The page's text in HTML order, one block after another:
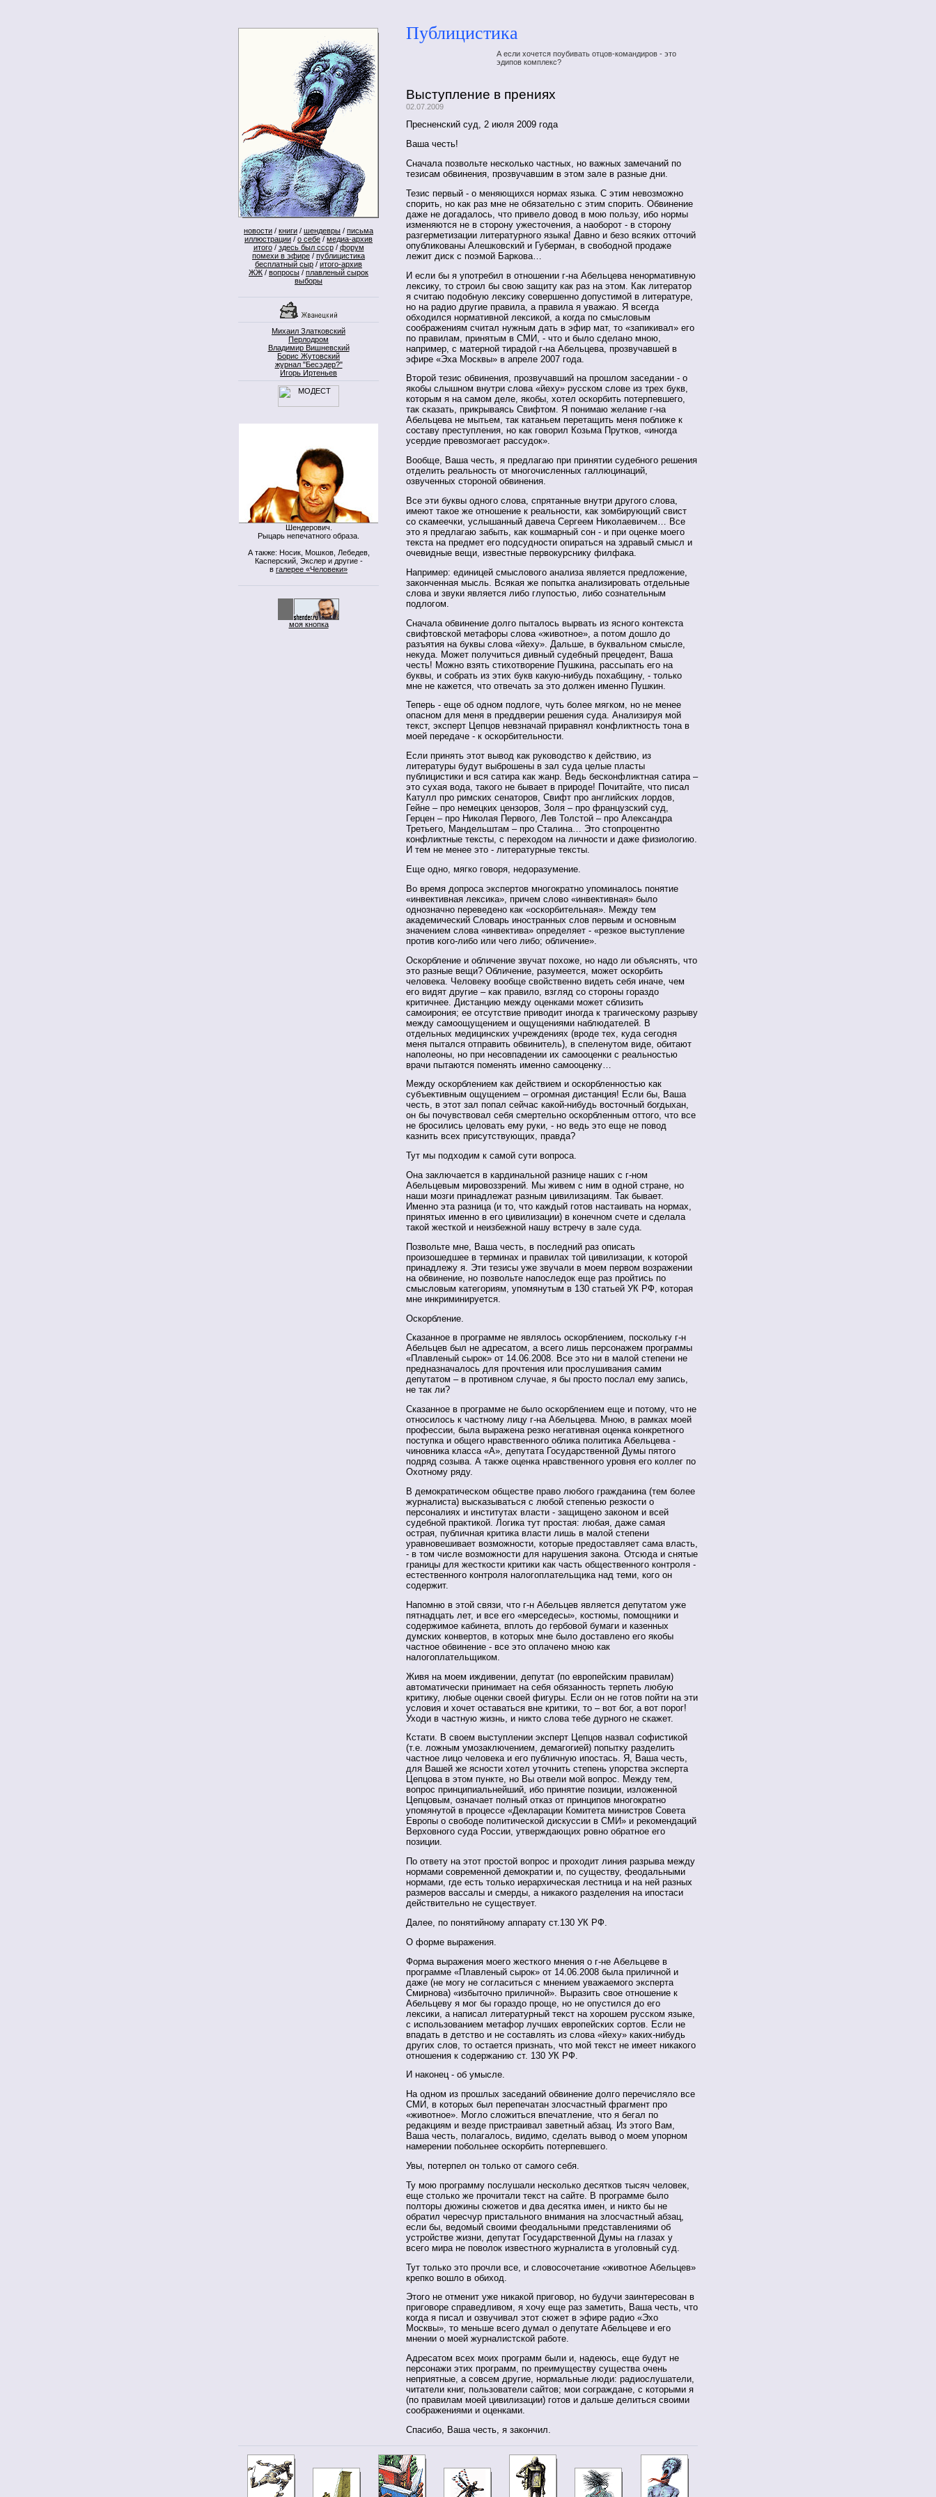
новости / книги / шендевры / письма
иллюстрации / о себе / медиа-архив
итого/ здесь был ссср/ форум
помехи в эфире / публицистика
бесплатный сыр / итого-архив
ЖЖ / вопросы / плавленый сырок
выборы
Михаил Златковский
Перлодром
Владимир Вишневский
Борис Жутовский
журнал "Бесэдер?"
Игорь Иртеньев
Шендерович.
Рыцарь непечатного образа.
А также: Носик, Мошков, Лебедев,
Касперский, Экслер и другие -
в галерее «Человеки»
моя кнопка
Публицистика
А если хочется поубивать отцов-командиров - это
эдипов комплекс?
Выступление в прениях
02.07.2009
Пресненский суд, 2 июля 2009 года
Ваша честь!
Сначала позвольте несколько частных, но важных замечаний по
тезисам обвинения, прозвучавшим в этом зале в разные дни.
Тезис первый - о меняющихся нормах языка. С этим невозможно
спорить, но как раз мне не обязательно с этим спорить. Обвинение
даже не догадалось, что привело довод в мою пользу, ибо нормы
изменяются не в сторону ужесточения, а наоборот - в сторону
разгерметизации литературного языка! Давно и безо всяких отточий
опубликованы Алешковский и Губерман, в свободной продаже
лежит диск с поэмой Баркова…
И если бы я употребил в отношении г-на Абельцева ненормативную
лексику, то строил бы свою защиту как раз на этом. Как литератор
я считаю подобную лексику совершенно допустимой в литературе,
но на радио другие правила, а правила я уважаю. Я всегда
обходился нормативной лексикой, а когда по смысловым
соображениям считал нужным дать в эфир мат, то «запикивал» его
по правилам, принятым в СМИ, - что и было сделано мною,
например, с матерной тирадой г-на Абельцева, прозвучавшей в
эфире «Эха Москвы» в апреле 2007 года.
Второй тезис обвинения, прозвучавший на прошлом заседании - о
якобы слышном внутри слова «йеху» русском слове из трех букв,
которым я на самом деле, якобы, хотел оскорбить потерпевшего,
так сказать, прикрываясь Свифтом. Я понимаю желание г-на
Абельцева не мытьем, так катаньем перетащить меня поближе к
составу преступления, но как говорил Козьма Прутков, «иногда
усердие превозмогает рассудок».
Вообще, Ваша честь, я предлагаю при принятии судебного решения
отделить реальность от многочисленных галлюцинаций,
озвученных стороной обвинения.
Все эти буквы одного слова, спрятанные внутри другого слова,
имеют такое же отношение к реальности, как зомбирующий свист
со скамеечки, услышанный давеча Сергеем Николаевичем… Все
это я предлагаю забыть, как кошмарный сон - и при оценке моего
текста на предмет его подсудности опираться на здравый смысл и
очевидные вещи, известные первокурснику филфака.
Например: единицей смыслового анализа является предложение,
законченная мысль. Всякая же попытка анализировать отдельные
слова и звуки является либо глупостью, либо сознательным
подлогом.
Сначала обвинение долго пыталось вырвать из ясного контекста
свифтовской метафоры слова «животное», а потом дошло до
разъятия на буквы слова «йеху». Дальше, в буквальном смысле,
некуда. Может получиться дивный судебный прецедент, Ваша
честь! Можно взять стихотворение Пушкина, рассыпать его на
буквы, и собрать из этих букв какую-нибудь похабщину, - только
мне не кажется, что отвечать за это должен именно Пушкин.
Теперь - еще об одном подлоге, чуть более мягком, но не менее
опасном для меня в преддверии решения суда. Анализируя мой
текст, эксперт Цепцов невзначай приравнял конфликтность тона в
моей передаче - к оскорбительности.
Если принять этот вывод как руководство к действию, из
литературы будут выброшены в зал суда целые пласты
публицистики и вся сатира как жанр. Ведь бесконфликтная сатира –
это сухая вода, такого не бывает в природе! Почитайте, что писал
Катулл про римских сенаторов, Свифт про английских лордов,
Гейне – про немецких цензоров, Золя – про французский суд,
Герцен – про Николая Первого, Лев Толстой – про Александра
Третьего, Мандельштам – про Сталина… Это стопроцентно
конфликтные тексты, с переходом на личности и даже физиологию.
И тем не менее это - литературные тексты.
Еще одно, мягко говоря, недоразумение.
Во время допроса экспертов многократно упоминалось понятие
«инвективная лексика», причем слово «инвективная» было
однозначно переведено как «оскорбительная». Между тем
академический Словарь иностранных слов первым и основным
значением слова «инвектива» определяет - «резкое выступление
против кого-либо или чего либо; обличение».
Оскорбление и обличение звучат похоже, но надо ли объяснять, что
это разные вещи? Обличение, разумеется, может оскорбить
человека. Человеку вообще свойственно видеть себя иначе, чем
его видят другие – как правило, взгляд со стороны гораздо
критичнее. Дистанцию между оценками может сблизить
самоирония; ее отсутствие приводит иногда к трагическому разрыву
между самоощущением и ощущениями наблюдателей. В
отдельных медицинских учреждениях (вроде тех, куда сегодня
меня пытался отправить обвинитель), в спеленутом виде, обитают
наполеоны, но при несовпадении их самооценки с реальностью
врачи пытаются поменять именно самооценку…
Между оскорблением как действием и оскорбленностью как
субъективным ощущением – огромная дистанция! Если бы, Ваша
честь, в этот зал попал сейчас какой-нибудь восточный богдыхан,
он бы почувствовал себя смертельно оскорбленным оттого, что все
не бросились целовать ему руки, - но ведь это еще не повод
казнить всех присутствующих, правда?
Тут мы подходим к самой сути вопроса.
Она заключается в кардинальной разнице наших с г-ном
Абельцевым мировоззрений. Мы живем с ним в одной стране, но
наши мозги принадлежат разным цивилизациям. Так бывает.
Именно эта разница (и то, что каждый готов настаивать на нормах,
принятых именно в его цивилизации) в конечном счете и сделала
такой жесткой и неизбежной нашу встречу в зале суда.
Позвольте мне, Ваша честь, в последний раз описать
произошедшее в терминах и правилах той цивилизации, к которой
принадлежу я. Эти тезисы уже звучали в моем первом возражении
на обвинение, но позвольте напоследок еще раз пройтись по
смысловым категориям, упомянутым в 130 статьей УК РФ, которая
мне инкриминируется.
Оскорбление.
Сказанное в программе не являлось оскорблением, поскольку г-н
Абельцев был не адресатом, а всего лишь персонажем программы
«Плавленый сырок» от 14.06.2008. Все это ни в малой степени не
предназначалось для прочтения или прослушивания самим
депутатом – в противном случае, я бы просто послал ему запись,
не так ли?
Сказанное в программе не было оскорблением еще и потому, что не
относилось к частному лицу г-на Абельцева. Мною, в рамках моей
профессии, была выражена резко негативная оценка конкретного
поступка и общего нравственного облика политика Абельцева -
чиновника класса «А», депутата Государственной Думы пятого
подряд созыва. А также оценка нравственного уровня его коллег по
Охотному ряду.
В демократическом обществе право любого гражданина (тем более
журналиста) высказываться с любой степенью резкости о
персоналиях и институтах власти - защищено законом и всей
судебной практикой. Логика тут простая: любая, даже самая
острая, публичная критика власти лишь в малой степени
уравновешивает возможности, которые предоставляет сама власть,
- в том числе возможности для нарушения закона. Отсюда и снятые
границы для жесткости критики как часть общественного контроля -
естественного контроля налогоплательщика над теми, кого он
содержит.
Напомню в этой связи, что г-н Абельцев является депутатом уже
пятнадцать лет, и все его «мерседесы», костюмы, помощники и
содержимое кабинета, вплоть до гербовой бумаги и казенных
думских конвертов, в которых мне было доставлено его якобы
частное обвинение - все это оплачено мною как
налогоплательщиком.
Живя на моем иждивении, депутат (по европейским правилам)
автоматически принимает на себя обязанность терпеть любую
критику, любые оценки своей фигуры. Если он не готов пойти на эти
условия и хочет оставаться вне критики, то – вот бог, а вот порог!
Уходи в частную жизнь, и никто слова тебе дурного не скажет.
Кстати. В своем выступлении эксперт Цепцов назвал софистикой
(т.е. ложным умозаключением, демагогией) попытку разделить
частное лицо человека и его публичную ипостась. Я, Ваша честь,
для Вашей же ясности хотел уточнить степень упорства эксперта
Цепцова в этом пункте, но Вы отвели мой вопрос. Между тем,
вопрос принципиальнейший, ибо принятие позиции, изложенной
Цепцовым, означает полный отказ от принципов многократно
упомянутой в процессе «Декларации Комитета министров Совета
Европы о свободе политической дискуссии в СМИ» и рекомендаций
Верховного суда России, утверждающих ровно обратное его
позиции.
По ответу на этот простой вопрос и проходит линия разрыва между
нормами современной демократии и, по существу, феодальными
нормами, где есть только иерархическая лестница и на ней разных
размеров вассалы и смерды, а никакого разделения на ипостаси
действительно не существует.
Далее, по понятийному аппарату ст.130 УК РФ.
О форме выражения.
Форма выражения моего жесткого мнения о г-не Абельцеве в
программе «Плавленый сырок» от 14.06.2008 была приличной и
даже (не могу не согласиться с мнением уважаемого эксперта
Смирнова) «избыточно приличной». Выразить свое отношение к
Абельцеву я мог бы гораздо проще, но не опустился до его
лексики, а написал литературный текст на хорошем русском языке,
с использованием метафор лучших европейских сортов. Если не
впадать в детство и не составлять из слова «йеху» каких-нибудь
других слов, то остается признать, что мой текст не имеет никакого
отношения к содержанию ст. 130 УК РФ.
И наконец - об умысле.
На одном из прошлых заседаний обвинение долго перечисляло все
СМИ, в которых был перепечатан злосчастный фрагмент про
«животное». Могло сложиться впечатление, что я бегал по
редакциям и везде пристраивал заветный абзац. Из этого Вам,
Ваша честь, полагалось, видимо, сделать вывод о моем упорном
намерении побольнее оскорбить потерпевшего.
Увы, потерпел он только от самого себя.
Ту мою программу послушали несколько десятков тысяч человек,
еще столько же прочитали текст на сайте. В программе было
полторы дюжины сюжетов и два десятка имен, и никто бы не
обратил чересчур пристального внимания на злосчастный абзац,
если бы, ведомый своими феодальными представлениями об
устройстве жизни, депутат Государственной Думы на глазах у
всего мира не поволок известного журналиста в уголовный суд.
Тут только это прочли все, и словосочетание «животное Абельцев»
крепко вошло в обиход.
Этого не отменит уже никакой приговор, но будучи заинтересован в
приговоре справедливом, я хочу еще раз заметить, Ваша честь, что
когда я писал и озвучивал этот сюжет в эфире радио «Эхо
Москвы», то меньше всего думал о депутате Абельцеве и его
мнении о моей журналистской работе.
Адресатом всех моих программ были и, надеюсь, еще будут не
персонажи этих программ, по преимуществу существа очень
неприятные, а совсем другие, нормальные люди: радиослушатели,
читатели книг, пользователи сайтов; мои сограждане, с которыми я
(по правилам моей цивилизации) готов и дальше делиться своими
соображениями и оценками.
Спасибо, Ваша честь, я закончил.